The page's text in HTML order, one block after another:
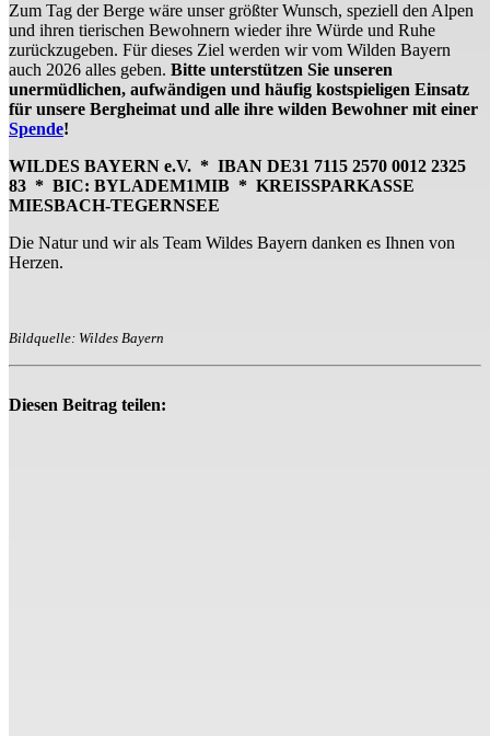
Zum Tag der Berge wäre unser größter Wunsch, speziell den Alpen
und ihren tierischen Bewohnern wieder ihre Würde und Ruhe
zurückzugeben. Für dieses Ziel werden wir vom Wilden Bayern
auch 2026 alles geben. Bitte unterstützen Sie unseren
unermüdlichen, aufwändigen und häufig kostspieligen Einsatz
für unsere Bergheimat und alle ihre wilden Bewohner mit einer
Spende!
WILDES BAYERN e.V. * IBAN DE31 7115 2570 0012 2325
83 * BIC: BYLADEM1MIB * KREISSPARKASSE
MIESBACH-TEGERNSEE
Die Natur und wir als Team Wildes Bayern danken es Ihnen von
Herzen.
Bildquelle: Wildes Bayern
Diesen Beitrag teilen: